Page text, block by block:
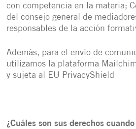
con competencia en la materia;
del consejo general de
responsables de la acción
Además, para el envío de
utilizamos la plataforma
y sujeta al EU PrivacyShield
¿Cuáles son sus derechos